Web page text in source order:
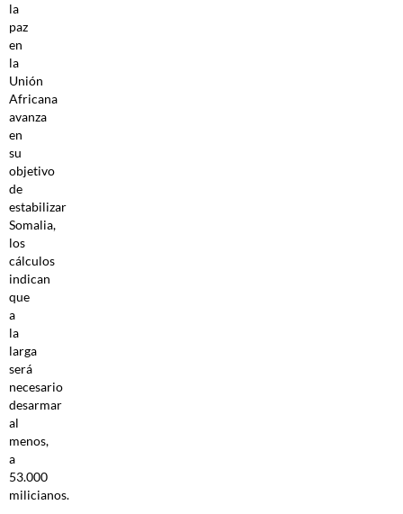
la
paz
en
la
Unión
Africana
avanza
en
su
objetivo
de
estabilizar
Somalia,
los
cálculos
indican
que
a
la
larga
será
necesario
desarmar
al
menos,
a
53.000
milicianos.